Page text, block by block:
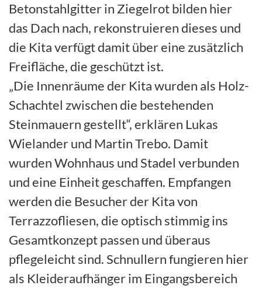
Betonstahlgitter in Ziegelrot bilden hier
das Dach nach, rekonstruieren dieses und
die Kita verfügt damit über eine zusätzlich
Freifläche, die geschützt ist.
„Die Innenräume der Kita wurden als Holz-
Schachtel zwischen die bestehenden
Steinmauern gestellt“, erklären Lukas
Wielander und Martin Trebo. Damit
wurden Wohnhaus und Stadel verbunden
und eine Einheit geschaffen. Empfangen
werden die Besucher der Kita von
Terrazzofliesen, die optisch stimmig ins
Gesamtkonzept passen und überaus
pflegeleicht sind. Schnullern fungieren hier
als Kleideraufhänger im Eingangsbereich